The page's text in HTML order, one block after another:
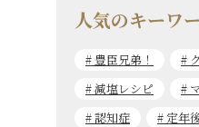
人気のキーワ
豊臣兄弟！
減塩レシピ
認知症
定年